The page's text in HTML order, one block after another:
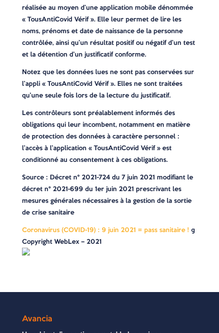
réalisée au moyen d’une application mobile dénommée
« TousAntiCovid Vérif ». Elle leur permet de lire les
noms, prénoms et date de naissance de la personne
contrôlée, ainsi qu’un résultat positif ou négatif d’un test
et la détention d’un justificatif conforme.
Notez que les données lues ne sont pas conservées sur
l’appli « TousAntiCovid Vérif ». Elles ne sont traitées
qu’une seule fois lors de la lecture du justificatif.
Les contrôleurs sont préalablement informés des
obligations qui leur incombent, notamment en matière
de protection des données à caractère personnel :
l’accès à l’application « TousAntiCovid Vérif » est
conditionné au consentement à ces obligations.
Source: Décret n° 2021-724 du 7 juin 2021 modifiant le
décret n° 2021-699 du 1er juin 2021 prescrivant les
mesures générales nécessaires à la gestion de la sortie
de crise sanitaire
Coronavirus (COVID-19) : 9 juin 2021 = pass sanitaire ! ©
Copyright WebLex – 2021
Avancia